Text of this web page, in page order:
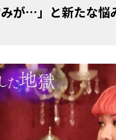
が…」と新たな悩